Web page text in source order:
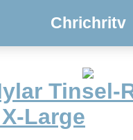
Chrichritv
Tinsel-
Large